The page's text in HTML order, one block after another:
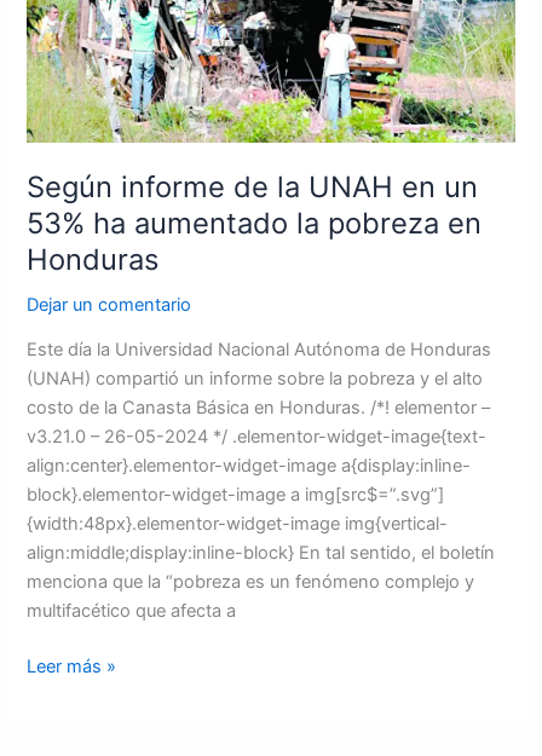
Según informe de la UNAH en un
53% ha aumentado la pobreza en
Honduras
Dejar un comentario
Este día la Universidad Nacional Autónoma de Honduras
(UNAH) compartió un informe sobre la pobreza y el alto
costo de la Canasta Básica en Honduras. /*! elementor –
v3.21.0 – 26-05-2024 */ .elementor-widget-image{text-
align:center}.elementor-widget-image a{display:inline-
block}.elementor-widget-image a img[src$=”.svg”]
{width:48px}.elementor-widget-image img{vertical-
align:middle;display:inline-block} En tal sentido, el boletín
menciona que la “pobreza es un fenómeno complejo y
multifacético que afecta a
UNAH
en
un
53%
ha
la
pobreza
en
Honduras
Leer más »